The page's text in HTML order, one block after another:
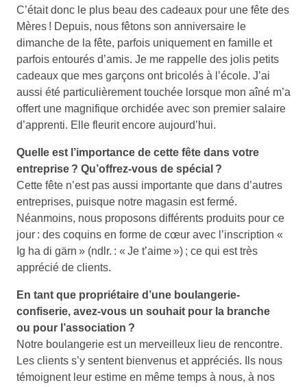
C’était donc le plus beau des cadeaux pour une fête des
Mères ! Depuis, nous fêtons son anniversaire le
dimanche de la fête, parfois uniquement en famille et
parfois entourés d’amis. Je me rappelle des jolis petits
cadeaux que mes garçons ont bricolés à l’école. J’ai
aussi été particulièrement touchée lorsque mon aîné m’a
offert une magnifique orchidée avec son premier salaire
d’apprenti. Elle fleurit encore aujourd’hui.
Quelle est l’importance de cette fête dans votre
entreprise ? Qu’offrez-vous de spécial ?
Cette fête n’est pas aussi importante que dans d’autres
entreprises, puisque notre magasin est fermé.
Néanmoins, nous proposons différents produits pour ce
jour : des coquins en forme de cœur avec l’inscription «
Ig ha di gärn » (ndlr. : « Je t’aime ») ; ce qui est très
apprécié de clients.
En tant que propriétaire d’une boulangerie-
confiserie, avez-vous un souhait pour la branche
ou pour l’association ?
Notre boulangerie est un merveilleux lieu de rencontre.
Les clients s’y sentent bienvenus et appréciés. Ils nous
témoignent leur estime en même temps à nous, à nos